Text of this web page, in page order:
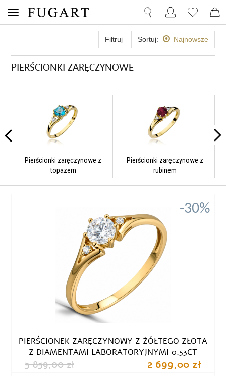
Filtruj Sortuj: Najnowsze
PIERŚCIONKI ZARĘCZYNOWE
Pierścionki zaręczynowe z
rubinem
Pierścionki zaręczynowe z
szafirem
-30%
PIERŚCIONEK ZARĘCZYNOWY Z ŻÓŁTEGO ZŁOTA
Z DIAMENTAMI LABORATORYJNYMI 0.53CT
3 859,00 zł 2 699,00 zł